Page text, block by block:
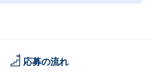
応募の流れ